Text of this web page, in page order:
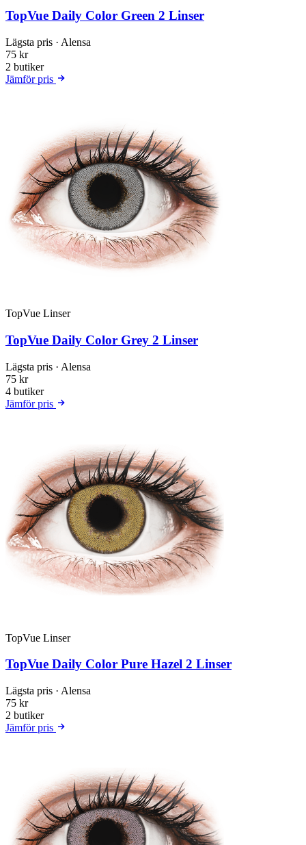
TopVue Daily Color Green 2 Linser
Lägsta pris · Alensa
75 kr
2 butiker
Jämför pris
TopVue Linser
TopVue Daily Color Grey 2 Linser
Lägsta pris · Alensa
75 kr
4 butiker
Jämför pris
TopVue Linser
TopVue Daily Color Pure Hazel 2 Linser
Lägsta pris · Alensa
75 kr
2 butiker
Jämför pris